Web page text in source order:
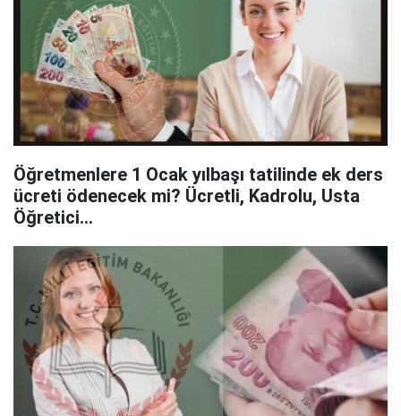
Öğretmenlere 1 Ocak yılbaşı tatilinde ek ders
ücreti ödenecek mi? Ücretli, Kadrolu, Usta
Öğretici…